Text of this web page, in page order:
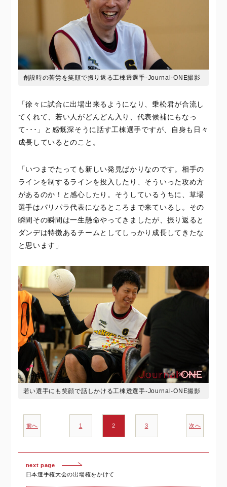
創設時の苦労を笑顔で振り返る工棟透選手-Journal-ONE撮影
「徐々に試合に出場出来るようになり、乗松君が合流し
てくれて、若い人がどんどん入り、代表候補にもなっ
て･･･」と感慨深そうに話す工棟選手ですが、自身も日々
成長しているとのこと。
「いつまでたっても新しい発見ばかりなのです。相手の
ラインを制するラインを投入したり、そういった攻め方
があるのか！と感心したり。そうしているうちに、草場
選手はパリパラ代表になるところまで来ているし。その
瞬間その瞬間は一生懸命やってきましたが、振り返ると
ダンデは特徴あるチームとしてしっかり成長してきたな
と思います」
若い選手にも笑顔で話しかける工棟透選手-Journal-ONE撮影
前へ 1 2 3 次へ
next page
日本選手権大会の出場権をかけて